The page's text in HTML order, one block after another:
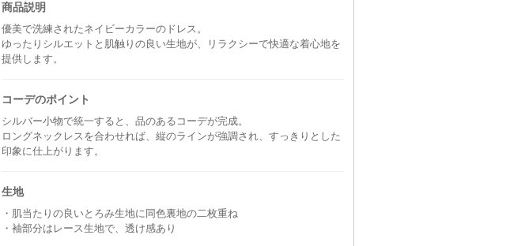
商品説明
優美で洗練されたネイビーカラーのドレス。
ゆったりシルエットと肌触りの良い生地が、リラクシーで快適な着心地を
提供します。
コーデのポイント
シルバー小物で統一すると、品のあるコーデが完成。
ロングネックレスを合わせれば、縦のラインが強調され、すっきりとした
印象に仕上がります。
生地
・肌当たりの良いとろみ生地に同色裏地の二枚重ね
・袖部分はレース生地で、透け感あり